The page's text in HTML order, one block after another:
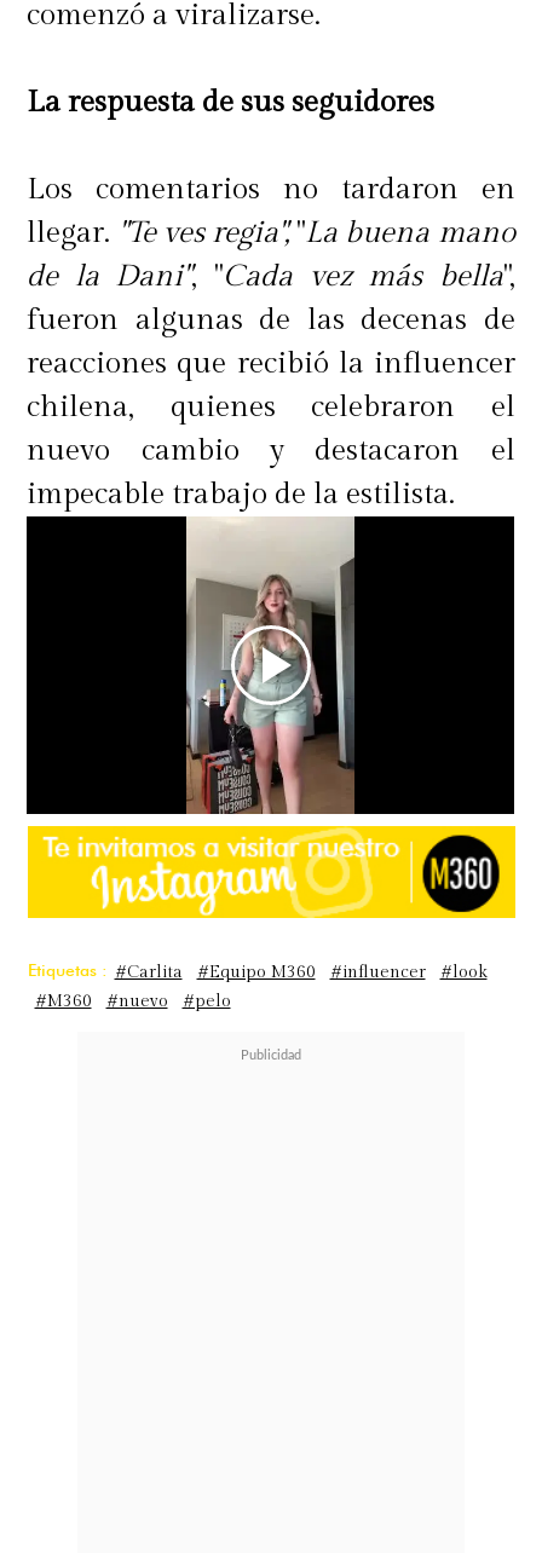
comenzó a viralizarse.
La respuesta de sus seguidores
Los comentarios no tardaron en
llegar. "Te ves regia","La buena mano
de la Dani", "Cada vez más bella",
fueron algunas de las decenas de
reacciones que recibió la influencer
chilena, quienes celebraron el
nuevo cambio y destacaron el
impecable trabajo de la estilista.
Etiquetas : #Carlita #Equipo M360 #influencer
#look
#M360
#nuevo #pelo